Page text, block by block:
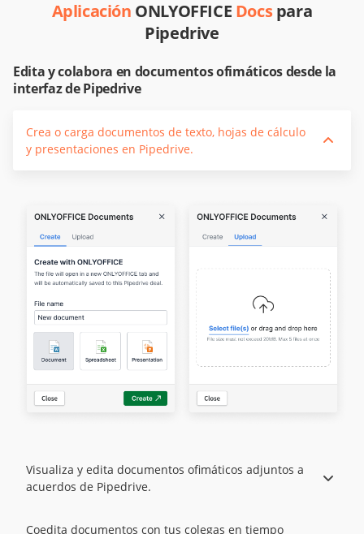
Aplicación ONLYOFFICE Docspara
Pipedrive
Edita y colabora en documentos ofimáticos desde la
interfaz de Pipedrive
Crea o carga documentos de texto, hojas de cálculo
y presentaciones en Pipedrive.
Visualiza y edita documentos ofimáticos adjuntos a
acuerdos de Pipedrive.
Coedita documentos con tus colegas en tiempo